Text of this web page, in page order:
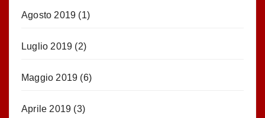
Agosto 2019 (1)
Luglio 2019 (2)
Maggio 2019 (6)
Aprile 2019 (3)